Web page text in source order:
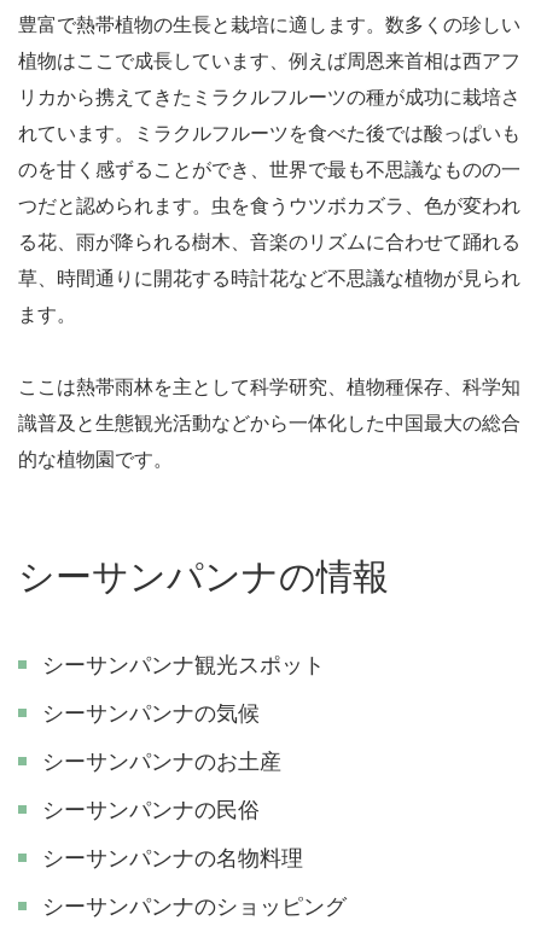
豊富で熱帯植物の生長と栽培に適します。数多くの珍しい
植物はここで成長しています、例えば周恩来首相は西アフ
リカから携えてきたミラクルフルーツの種が成功に栽培さ
れています。ミラクルフルーツを食べた後では酸っぱいも
のを甘く感ずることができ、世界で最も不思議なものの一
つだと認められます。虫を食うウツボカズラ、色が変われ
る花、雨が降られる樹木、音楽のリズムに合わせて踊れる
草、時間通りに開花する時計花など不思議な植物が見られ
ます。
ここは熱帯雨林を主として科学研究、植物種保存、科学知
識普及と生態観光活動などから一体化した中国最大の総合
的な植物園です。
シーサンパンナの情報
シーサンパンナ観光スポット
シーサンパンナの気候
シーサンパンナのお土産
シーサンパンナの民俗
シーサンパンナの名物料理
シーサンパンナのショッピング